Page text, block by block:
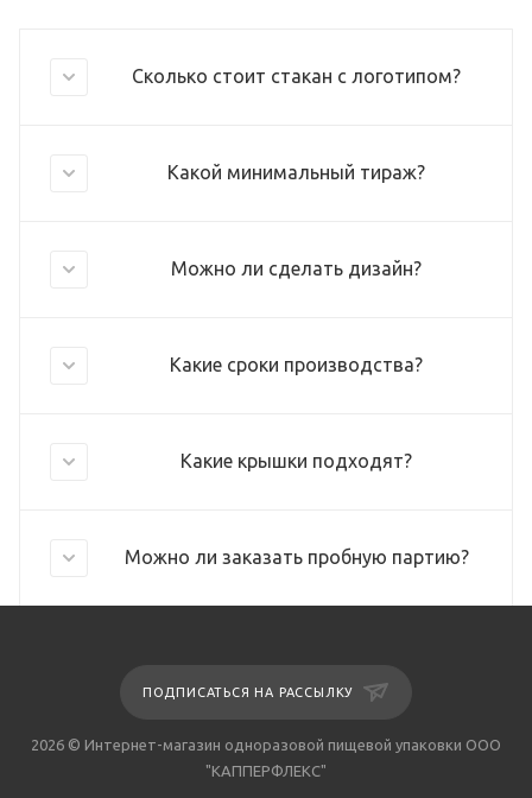
Сколько стоит стакан с логотипом?
Какой минимальный тираж?
Можно ли сделать дизайн?
Какие сроки производства?
Какие крышки подходят?
Можно ли заказать пробную партию?
ПОДПИСАТЬСЯ НА РАССЫЛКУ
2026 © Интернет-магазин одноразовой пищевой упаковки ООО
"КАППЕРФЛЕКС"